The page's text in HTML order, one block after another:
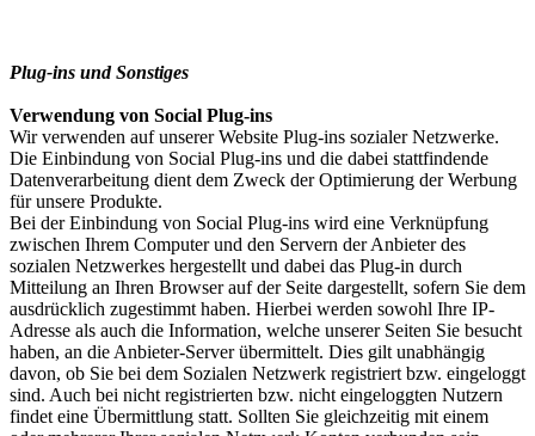
Plug-ins und Sonstiges
Verwendung von Social Plug-ins
Wir verwenden auf unserer Website Plug-ins sozialer Netzwerke.
Die Einbindung von Social Plug-ins und die dabei stattfindende
Datenverarbeitung dient dem Zweck der Optimierung der Werbung
für unsere Produkte.
Bei der Einbindung von Social Plug-ins wird eine Verknüpfung
zwischen Ihrem Computer und den Servern der Anbieter des
sozialen Netzwerkes hergestellt und dabei das Plug-in durch
Mitteilung an Ihren Browser auf der Seite dargestellt, sofern Sie dem
ausdrücklich zugestimmt haben. Hierbei werden sowohl Ihre IP-
Adresse als auch die Information, welche unserer Seiten Sie besucht
haben, an die Anbieter-Server übermittelt. Dies gilt unabhängig
davon, ob Sie bei dem Sozialen Netzwerk registriert bzw. eingeloggt
sind. Auch bei nicht registrierten bzw. nicht eingeloggten Nutzern
findet eine Übermittlung statt. Sollten Sie gleichzeitig mit einem